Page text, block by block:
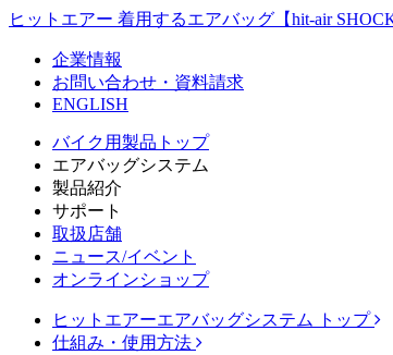
ヒットエアー 着用するエアバッグ【hit-air
企業情報
お問い合わせ・資料請求
ENGLISH
バイク用製品トップ
エアバッグシステム
製品紹介
サポート
取扱店舗
ニュース/イベント
オンラインショップ
ヒットエアーエアバッグシステム トップ
仕組み・使用方法